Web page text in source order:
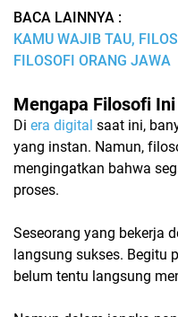
BACA LAINNYA :
KAMU WAJIB TAU,
FILOSOFI ORANG JAWA
Mengapa Filosofi
Di era digital saat ini,
yang instan. Namun,
mengingatkan bahwa
proses.
Seseorang yang bekerja
langsung sukses. Begitu
belum tentu langsung